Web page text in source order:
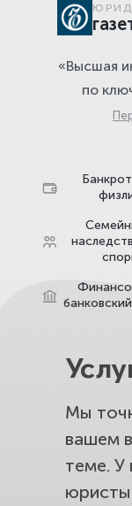
«Высшая
по
Мы
вашем
теме. У